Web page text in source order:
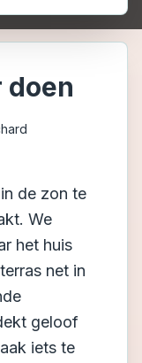
doen
de zon te
We
het huis
net in
geloof
iets te